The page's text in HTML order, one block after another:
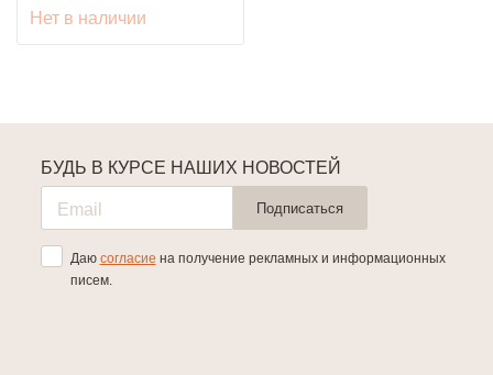
Нет в наличии
БУДЬ В КУРСЕ НАШИХ НОВОСТЕЙ
Подписаться
Даю согласие на получение рекламных и информационных
писем.